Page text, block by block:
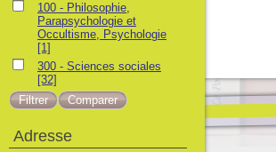
100 - Philosophie,
Parapsychologie et
Occultisme, Psychologie
[1]
300 - Sciences sociales
[32]
Adresse